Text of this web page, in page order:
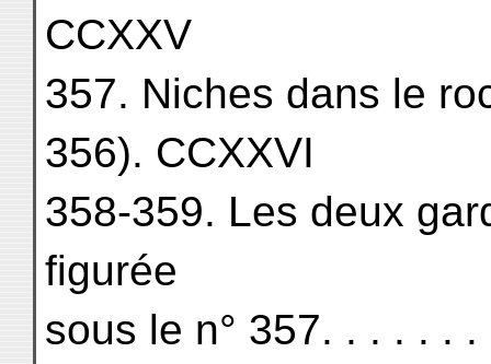
CCXXV
357. Niches dans le
356). CCXXVI
358-359. Les deux
figurée
sous le n° 357. . . . . .